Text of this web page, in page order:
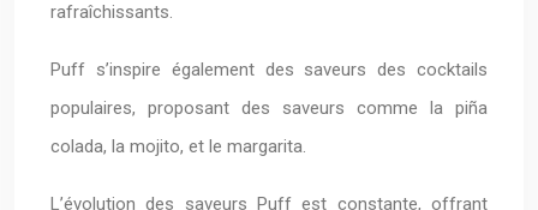
rafraîchissants.
Puff s’inspire également des saveurs des cocktails
populaires, proposant des saveurs comme la piña
colada, la mojito, et le margarita.
L’évolution des saveurs Puff est constante, offrant